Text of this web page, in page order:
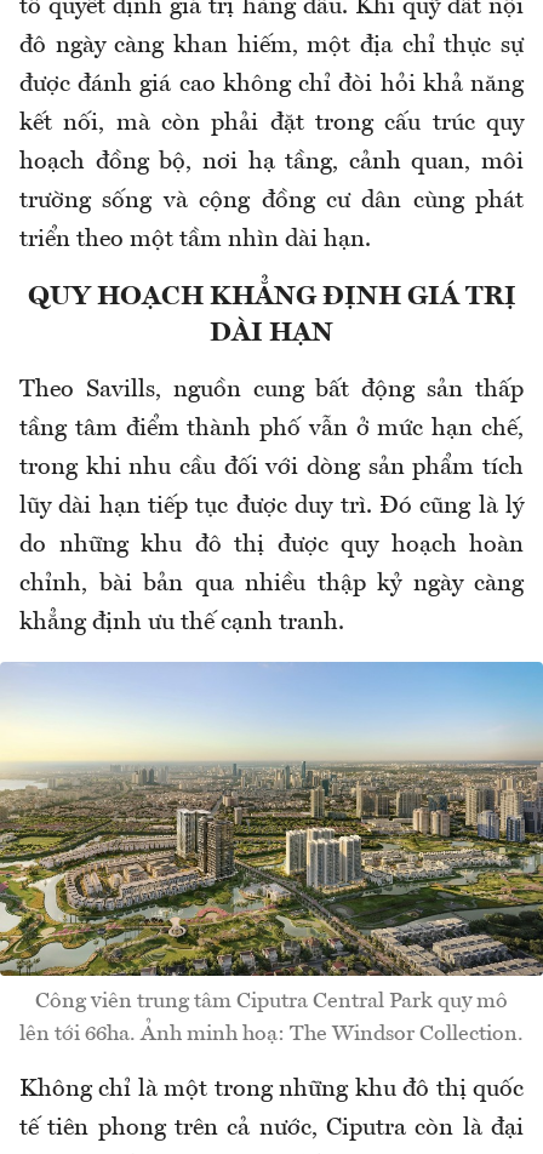
tố quyết định giá trị hàng đầu. Khi quỹ đất nội
đô ngày càng khan hiếm, một địa chỉ thực sự
được đánh giá cao không chỉ đòi hỏi khả năng
kết nối, mà còn phải đặt trong cấu trúc quy
hoạch đồng bộ, nơi hạ tầng, cảnh quan, môi
trường sống và cộng đồng cư dân cùng phát
triển theo một tầm nhìn dài hạn.
QUY HOẠCH KHẲNG ĐỊNH GIÁ TRỊ
DÀI HẠN
Theo Savills, nguồn cung bất động sản thấp
tầng tâm điểm thành phố vẫn ở mức hạn chế,
trong khi nhu cầu đối với dòng sản phẩm tích
lũy dài hạn tiếp tục được duy trì. Đó cũng là lý
do những khu đô thị được quy hoạch hoàn
chỉnh, bài bản qua nhiều thập kỷ ngày càng
khẳng định ưu thế cạnh tranh.
Công viên trung tâm Ciputra Central Park quy mô
lên tới 66ha. Ảnh minh hoạ: The Windsor Collection.
Không chỉ là một trong những khu đô thị quốc
tế tiên phong trên cả nước, Ciputra còn là đại